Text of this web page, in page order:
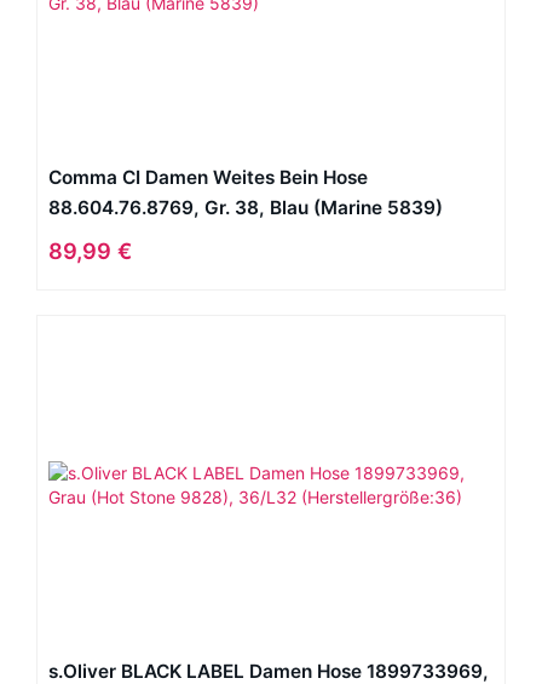
Comma CI Damen Weites Bein Hose
88.604.76.8769, Gr. 38, Blau (Marine 5839)
89,99 €
s.Oliver BLACK LABEL Damen Hose 1899733969,